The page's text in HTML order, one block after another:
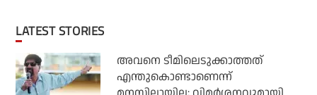
LATEST STORIES
അവനെ ടീമിലെടുക്കാത്തത്
എന്തുകൊണ്ടാണെന്ന്